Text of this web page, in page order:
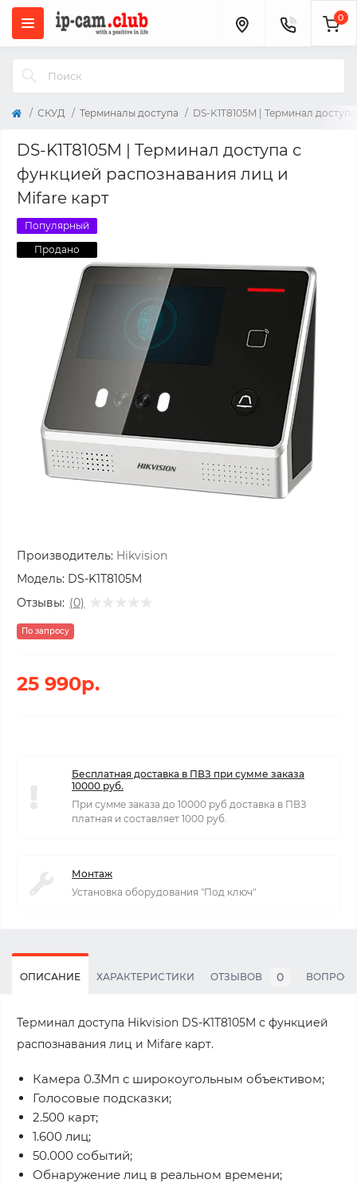
0
СКУД Терминалы доступа DS-K1T8105M | Терминал
DS-K1T8105M | Терминал доступа с
функцией распознавания лиц и
Mifare карт
Популярный
Продано
Производитель: Hikvision
Модель: DS-K1T8105M
Отзывы: (0)
По запросу
25 990р.
Бесплатная доставка в ПВЗ при сумме заказа
10000 руб.
При сумме заказа до 10000 руб доставка в ПВЗ
платная и составляет 1000 руб.
Монтаж
Установка оборудования "Под ключ"
ОПИСАНИЕ ХАРАКТЕРИСТИКИ ОТЗЫВОВ 0
Терминал доступа Hikvision DS-K1T8105M с функцией
распознавания лиц и Mifare карт.
Камера 0.3Мп с широкоугольным объективом;
Голосовые подсказки;
2.500 карт;
1.600 лиц;
50.000 событий;
Обнаружение лиц в реальном времени;